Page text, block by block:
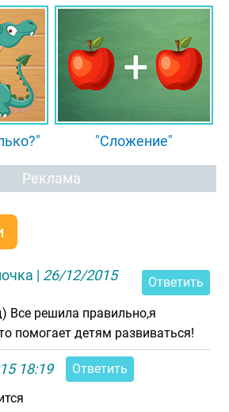
"Сложение"
Реклама
| 26/12/2015
Ответить
Все решила правильно,я
помогает детям развиваться!
18:19
Ответить